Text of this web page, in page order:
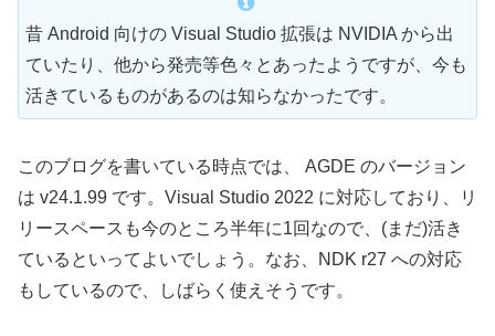
昔 Android 向けの Visual Studio 拡張は NVIDIA から出
ていたり、他から発売等色々とあったようですが、今も
活きているものがあるのは知らなかったです。
このブログを書いている時点では、 AGDE のバージョン
は v24.1.99 です。Visual Studio 2022 に対応しており、リ
リースペースも今のところ半年に1回なので、(まだ)活き
ているといってよいでしょう。なお、NDK r27 への対応
もしているので、しばらく使えそうです。